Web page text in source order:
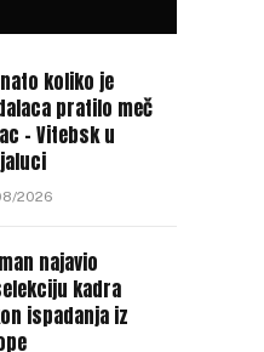
koliko je
pratilo meč
– Vitebsk u
2026
najavio
kadra
ispadanja iz